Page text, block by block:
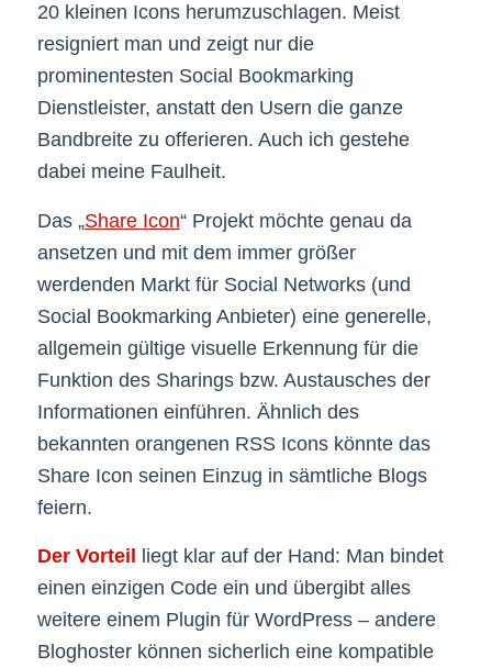
20 kleinen Icons herumzuschlagen. Meist
resigniert man und zeigt nur die
prominentesten Social Bookmarking
Dienstleister, anstatt den Usern die ganze
Bandbreite zu offerieren. Auch ich gestehe
dabei meine Faulheit.
Das „Share Icon“ Projekt möchte genau da
ansetzen und mit dem immer größer
werdenden Markt für Social Networks (und
Social Bookmarking Anbieter) eine generelle,
allgemein gültige visuelle Erkennung für die
Funktion des Sharings bzw. Austausches der
Informationen einführen. Ähnlich des
bekannten orangenen RSS Icons könnte das
Share Icon seinen Einzug in sämtliche Blogs
feiern.
Der Vorteil liegt klar auf der Hand: Man bindet
einen einzigen Code ein und übergibt alles
weitere einem Plugin für WordPress – andere
Bloghoster können sicherlich eine kompatible